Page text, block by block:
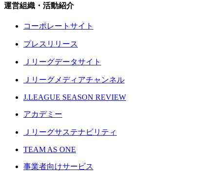
運営組織・活動紹介
コーポレートサイト
プレスリリース
Ｊリーグデータサイト
Ｊリーグメディアチャンネル
J.LEAGUE SEASON REVIEW
アカデミー
Ｊリーグサステナビリティ
TEAM AS ONE
事業者向けサービス